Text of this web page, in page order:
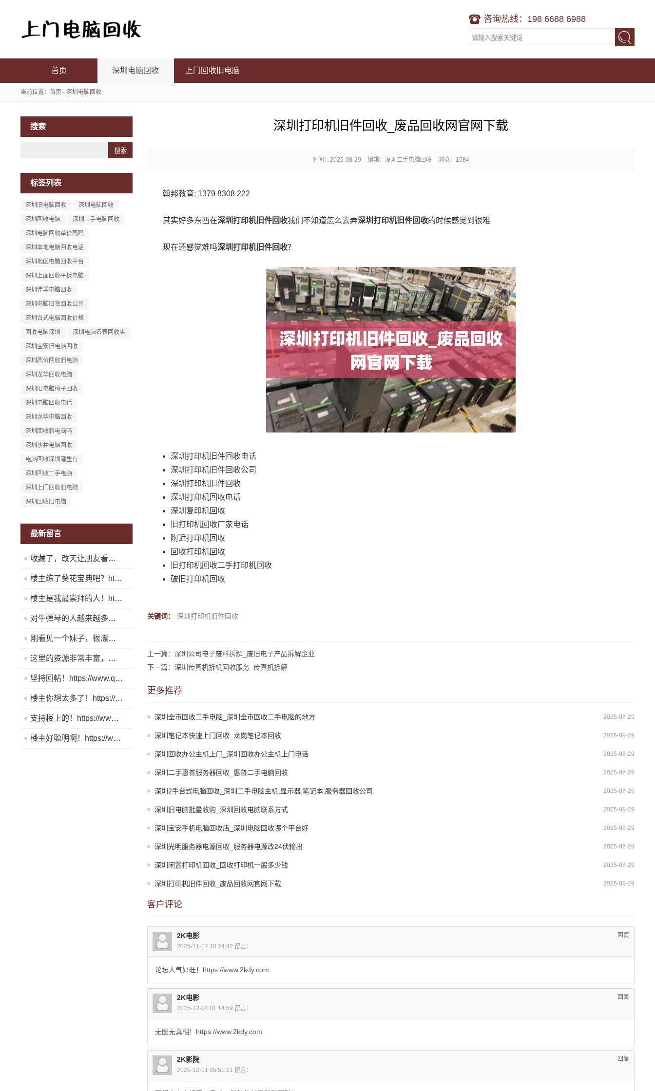
咨询热线：198 6688 6988
首页 深圳电脑回收 上门回收旧电脑
当前位置： 首页 - 深圳电脑回收
搜索
标签列表
深圳旧电脑回收 深圳电脑回收
深圳回收电脑 深圳二手电脑回收
深圳电脑回收单价高吗
深圳本地电脑回收电话
深圳地区电脑回收平台
深圳上面回收平板电脑
深圳佳孚电脑回收
深圳电脑旧货回收公司
深圳台式电脑回收价格
回收电脑深圳 深圳电脑名表回收店
深圳宝安旧电脑回收
深圳高价回收旧电脑
深圳龙华回收电脑
深圳旧电脑椅子回收
深圳电脑回收电话
深圳龙华电脑回收
深圳回收新电脑吗
深圳沙井电脑回收
电脑回收深圳哪里有
深圳回收二手电脑
深圳上门回收旧电脑
深圳回收旧电脑
最新留言
收藏了，改天让朋友看看！https://www.quickq9.com
楼主练了葵花宝典吧？https://www.quickq9.com
楼主是我最崇拜的人！https://www.quickq9.com
对牛弹琴的人越来越多了！https://www.quickq9.com
刚看见一个妹子，很漂亮！https://www.quickq9.com
这里的资源非常丰富，帮助我解决了很多问题。https://www.quickq9.com
坚持回帖！https://www.quickq9.com
楼主你想太多了！https://www.quickq9.com
支持楼上的！https://www.quickq9.com
楼主好聪明啊！https://www.quickq9.com
深圳打印机旧件回收_废品回收网官网下载
时间： 2025-08-29 编辑：深圳二手电脑回收 浏览：1584
翰邦教育; 1379 8308 222
其实好多东西在深圳打印机旧件回收我们不知道怎么去弄深圳打印机旧件回收的时候感觉到很难
现在还感觉难吗深圳打印机旧件回收？
深圳打印机旧件回收电话
深圳打印机旧件回收公司
深圳打印机旧件回收
深圳打印机回收电话
深圳复印机回收
旧打印机回收厂家电话
附近打印机回收
回收打印机回收
旧打印机回收二手打印机回收
破旧打印机回收
关键词： 深圳打印机旧件回收
上一篇：深圳公司电子废料拆解_废旧电子产品拆解企业
下一篇：深圳传真机拆机回收服务_传真机拆解
更多推荐
2025-08-29
深圳全市回收二手电脑_深圳全市回收二手电脑的地方
2025-08-29
深圳笔记本快速上门回收_龙岗笔记本回收
2025-08-29
深圳回收办公主机上门_深圳回收办公主机上门电话
2025-08-29
深圳二手惠普服务器回收_惠普二手电脑回收
2025-08-29
深圳2手台式电脑回收_深圳二手电脑主机,显示器,笔记本,服务器回收公司
2025-08-29
深圳旧电脑批量收购_深圳回收电脑联系方式
2025-08-29
深圳宝安手机电脑回收店_深圳电脑回收哪个平台好
2025-08-29
深圳光明服务器电源回收_服务器电源改24伏输出
2025-08-29
深圳闲置打印机回收_回收打印机一般多少钱
2025-08-29
深圳打印机旧件回收_废品回收网官网下载
客户评论
2K电影
2025-11-17 18:24:42 留言：
回复
论坛人气好旺！https://www.2kdy.com
2K电影
2025-12-04 01:14:59 留言：
回复
无图无真相！https://www.2kdy.com
2K影院
2025-12-11 05:51:21 留言：
回复